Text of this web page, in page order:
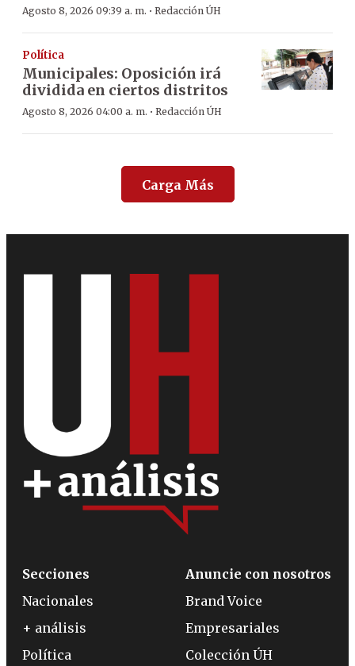
Agosto 8, 2026 09:39 a. m. · Redacción ÚH
Política
Municipales: Oposición irá
dividida en ciertos distritos
Agosto 8, 2026 04:00 a. m. · Redacción ÚH
Carga Más
Secciones
Nacionales
+ análisis
Política
Anuncie con nosotros
Brand Voice
Empresariales
Colección ÚH